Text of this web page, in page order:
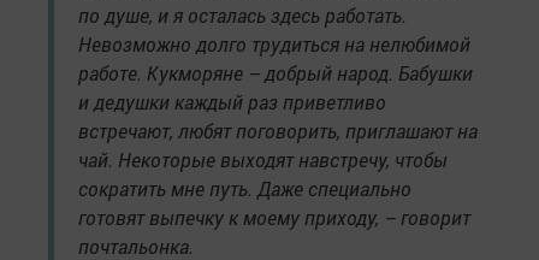
по душе, и я осталась здесь работать.
Невозможно долго трудиться на нелюбимой
работе. Кукморяне – добрый народ. Бабушки
и дедушки каждый раз приветливо
встречают, любят поговорить, приглашают на
чай. Некоторые выходят навстречу, чтобы
сократить мне путь. Даже специально
готовят выпечку к моему приходу, – говорит
почтальонка.